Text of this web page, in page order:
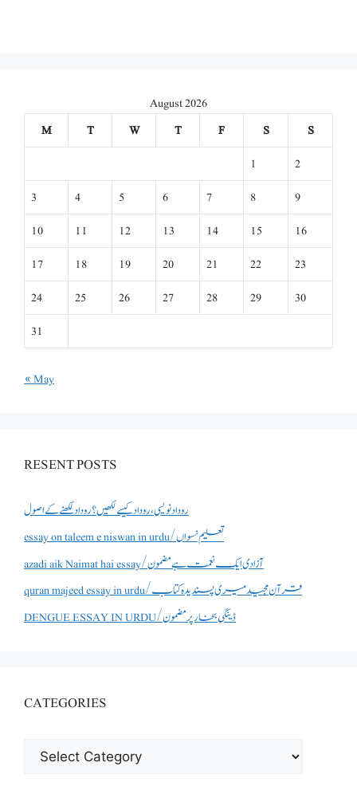
August 2026
M
T W T F S
S
1
2
3
4 5 6 7 8
9
10
11 12 13 14 15
16
17
18 19 20 21 22
23
24
25 26 27 28 29
30
31
« May
RESENT POSTS
روداد نویسی ،روداد کیسے لکھیں؟ روداد لکھنے کے اصول
essay on taleem e niswan in urdu/تعلیم نسواں
azadi aik Naimat hai essay/آزادی ایک نعمت ہے مضمون
quran majeed essay in urdu/قرآن مجید میری پسندیدہ کتاب
DENGUE ESSAY IN URDU/ڈینگی بخار پر مضمون
CATEGORIES
CATEGORIES